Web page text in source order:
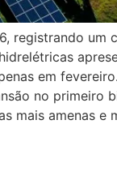
registrando um
em
no primeiro
mais amenas e